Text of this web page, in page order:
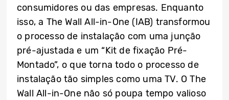
consumidores ou das empresas. Enquanto
isso, a The Wall All-in-One (IAB) transformou
o processo de instalação com uma junção
pré-ajustada e um “Kit de fixação Pré-
Montado”, o que torna todo o processo de
instalação tão simples como uma TV. O The
Wall All-in-One não só poupa tempo valioso